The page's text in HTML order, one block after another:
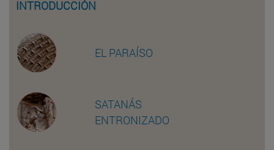
INTRODUCCIÓN
EL PARAÍSO
SATANÁS
ENTRONIZADO